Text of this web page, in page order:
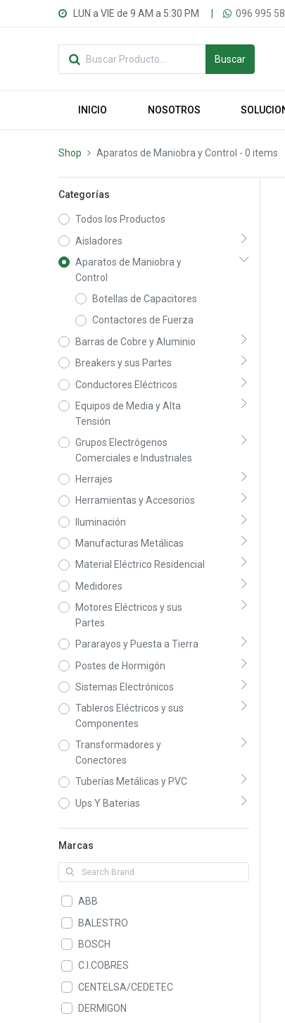
LUN a VIE de 9 AM a 5:30 PM 096 995
Buscar
INICIO NOSOTROS
Shop Aparatos de Maniobra y Control - 0 items
Categorías
Todos los Productos
Aisladores
Aparatos de Maniobra y
Control
Botellas de Capacitores
Contactores de Fuerza
Barras de Cobre y Aluminio
Breakers y sus Partes
Conductores Eléctricos
Equipos de Media y Alta
Tensión
Grupos Electrógenos
Comerciales e Industriales
Herrajes
Herramientas y Accesorios
Iluminación
Manufacturas Metálicas
Material Eléctrico Residencial
Medidores
Motores Eléctricos y sus
Partes
Pararayos y Puesta a Tierra
Postes de Hormigón
Sistemas Electrónicos
Tableros Eléctricos y sus
Componentes
Transformadores y
Conectores
Tuberías Metálicas y PVC
Ups Y Baterias
Marcas
ABB
BALESTRO
BOSCH
C.I.COBRES
CENTELSA/CEDETEC
DERMIGON